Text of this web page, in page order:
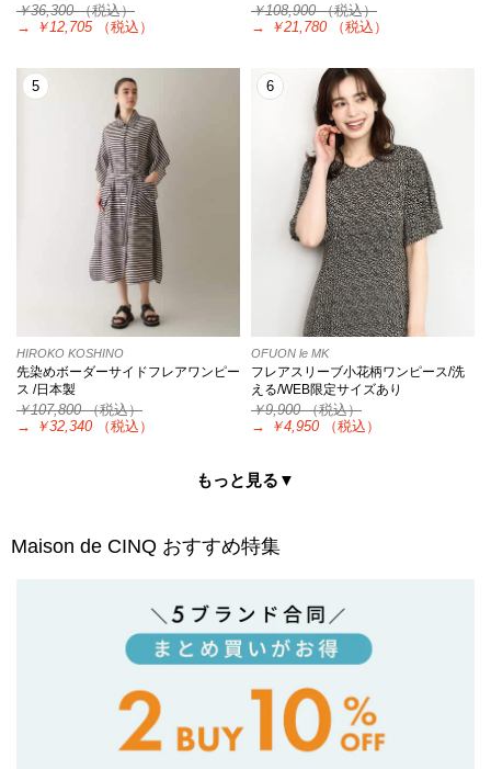
￥36,300（税込）
→
￥12,705 （税込）
￥108,900（税込）
→
￥21,780 （税込）
5
HIROKO KOSHINO
先染めボーダーサイドフレアワンピー
ス /日本製
￥107,800（税込）
→
￥32,340 （税込）
6
OFUON le MK
フレアスリーブ小花柄ワンピース/洗
える/WEB限定サイズあり
￥9,900（税込）
→
￥4,950 （税込）
もっと見る▼
Maison de CINQ おすすめ特集